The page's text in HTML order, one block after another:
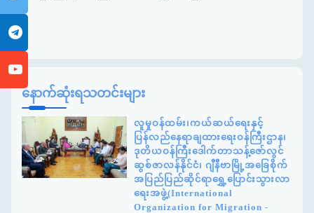
နောက်ဆုံးရသတင်းများ
လူမှုဝန်ထမ်း၊ကယ်ဆယ်ရေးနှင့်
ပြန်လည်နေရာချထားရေးဝန်ကြီးဌာန၊
ဒုတိယဝန်ကြီးဒေါက်တာသန့်ဇော်လွင်
ဆွစ်ဇာလန်နိုင်ငံ၊ ဂျီနီဗာမြို့အခြေစိုက်
အပြည်ပြည်ဆိုင်ရာရွှေ့ပြောင်းသွားလာ
ရေးအဖွဲ့(International
Organization for Migration -